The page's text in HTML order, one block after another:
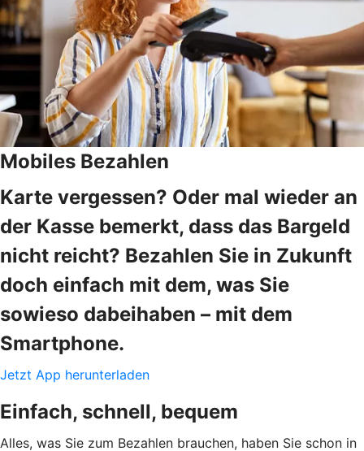
Mobiles Bezahlen
Karte vergessen? Oder mal wieder an
der Kasse bemerkt, dass das Bargeld
nicht reicht? Bezahlen Sie in Zukunft
doch einfach mit dem, was Sie
sowieso dabeihaben – mit dem
Smartphone.
Jetzt App herunterladen
Einfach, schnell, bequem
Alles, was Sie zum Bezahlen brauchen, haben Sie schon in